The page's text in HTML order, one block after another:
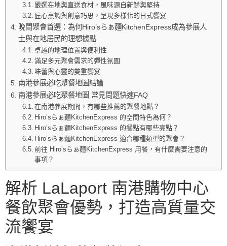
嚴選在地與直送食材，風味源自新鮮與堅持
匠心烹調與創意巧思，呈現多樣化的日式饗宴
晚間聚會首選：為何Hiro’sらぁ麵KitchenExpress成為參展人
士與在地居民的理想據點
卓越的地理位置與便利性
滿足多元聚會需求的彈性氛圍
味蕾與心靈的雙重饗宴
南港參展必吃聚餐地圖結論
南港參展必吃聚餐地圖 常見問題快速FAQ
在南港參展期間，有哪些推薦的聚餐地點？
Hiro’sらぁ麵KitchenExpress 的空間特色為何？
Hiro’sらぁ麵KitchenExpress 的餐點有哪些亮點？
Hiro’sらぁ麵KitchenExpress 適合哪種類型的聚會？
前往 Hiro’sらぁ麵KitchenExpress 用餐，有什麼需要注意的
事項？
解析 LaLaport 南港購物中心
餐飲聚會優勢，打造高質量交
流饗宴